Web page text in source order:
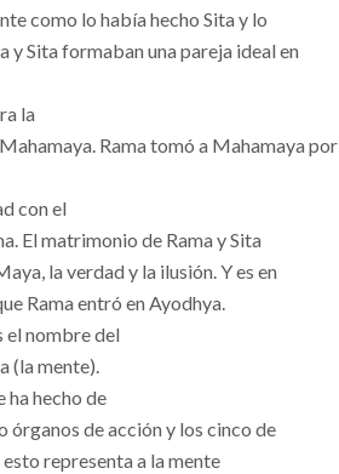
como lo había hecho Sita y lo
y Sita formaban una pareja ideal en
la
Rama tomó a Mahamaya por
con el
El matrimonio de Rama y Sita
la verdad y la ilusión. Y es en
Rama entró en Ayodhya.
el nombre del
(la mente).
ha hecho de
órganos de acción y los cinco de
representa a la mente